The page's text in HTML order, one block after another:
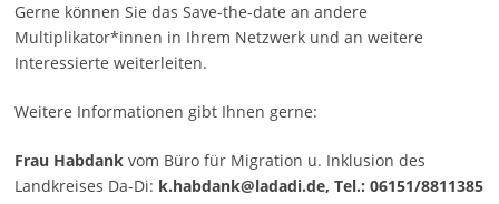
Gerne können Sie das Save-the-date an andere
Multiplikator*innen in Ihrem Netzwerk und an weitere
Interessierte weiterleiten.
Weitere Informationen gibt Ihnen gerne:
Frau Habdankvom Büro für Migration u. Inklusion des
Landkreises Da-Di: k.habdank@ladadi.de, Tel.: 06151/8811385